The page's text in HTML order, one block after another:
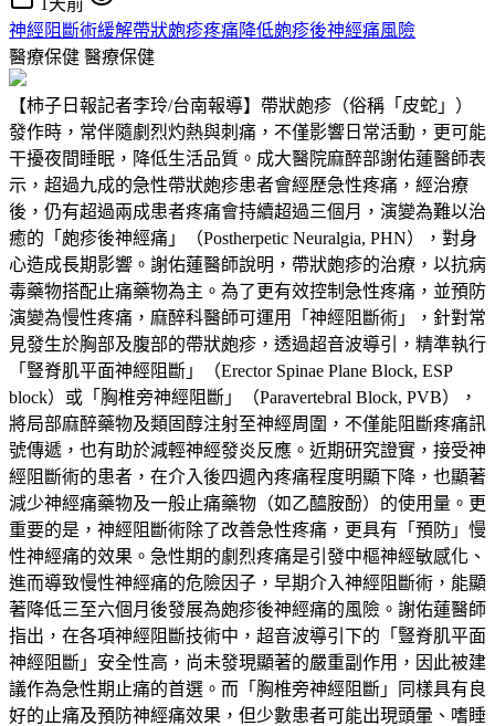
神經阻斷術緩解帶狀皰疹疼痛降低皰疹後神經痛風險
醫療保健 醫療保健
【柿子日報記者李玲/台南報導】帶狀皰疹（俗稱「皮蛇」）
發作時，常伴隨劇烈灼熱與刺痛，不僅影響日常活動，更可能
干擾夜間睡眠，降低生活品質。成大醫院麻醉部謝佑蓮醫師表
示，超過九成的急性帶狀皰疹患者會經歷急性疼痛，經治療
後，仍有超過兩成患者疼痛會持續超過三個月，演變為難以治
癒的「皰疹後神經痛」（Postherpetic Neuralgia, PHN），對身
心造成長期影響。謝佑蓮醫師說明，帶狀皰疹的治療，以抗病
毒藥物搭配止痛藥物為主。為了更有效控制急性疼痛，並預防
演變為慢性疼痛，麻醉科醫師可運用「神經阻斷術」，針對常
見發生於胸部及腹部的帶狀皰疹，透過超音波導引，精準執行
「豎脊肌平面神經阻斷」（Erector Spinae Plane Block, ESP
block）或「胸椎旁神經阻斷」（Paravertebral Block, PVB），
將局部麻醉藥物及類固醇注射至神經周圍，不僅能阻斷疼痛訊
號傳遞，也有助於減輕神經發炎反應。近期研究證實，接受神
經阻斷術的患者，在介入後四週內疼痛程度明顯下降，也顯著
減少神經痛藥物及一般止痛藥物（如乙醯胺酚）的使用量。更
重要的是，神經阻斷術除了改善急性疼痛，更具有「預防」慢
性神經痛的效果。急性期的劇烈疼痛是引發中樞神經敏感化、
進而導致慢性神經痛的危險因子，早期介入神經阻斷術，能顯
著降低三至六個月後發展為皰疹後神經痛的風險。謝佑蓮醫師
指出，在各項神經阻斷技術中，超音波導引下的「豎脊肌平面
神經阻斷」安全性高，尚未發現顯著的嚴重副作用，因此被建
議作為急性期止痛的首選。而「胸椎旁神經阻斷」同樣具有良
好的止痛及預防神經痛效果，但少數患者可能出現頭暈、嗜睡